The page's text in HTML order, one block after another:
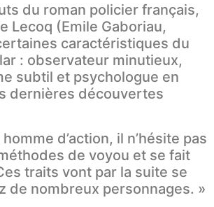
du roman policier français,
Lecoq (Emile Gaboriau,
caractéristiques du
: observateur minutieux,
subtil et psychologue en
dernières découvertes
homme d’action, il n’hésite pas
de voyou et se fait
traits vont par la suite se
de nombreux personnages. »